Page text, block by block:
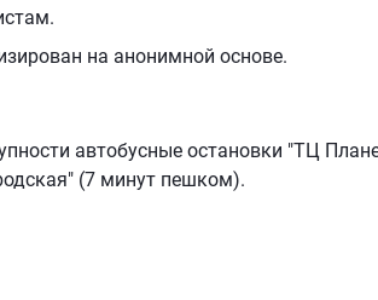
на анонимной основе.
автобусные остановки "ТЦ
(7 минут пешком).